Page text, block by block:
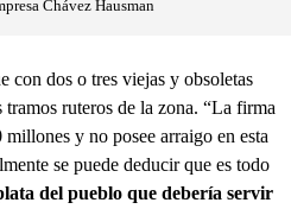
Chávez Hausman
con dos o tres viejas y obsoletas
tramos ruteros de la zona. “La firma
y no posee arraigo en esta
se puede deducir que es todo
del pueblo que debería servir